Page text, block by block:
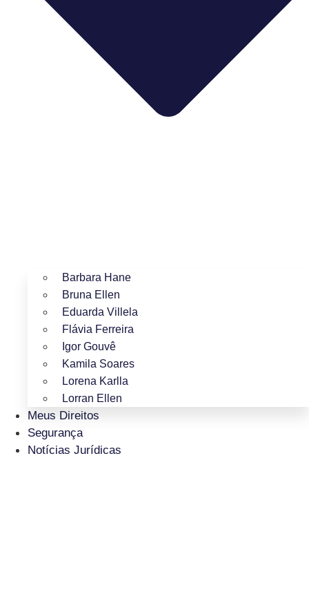
Barbara Hane
Bruna Ellen
Eduarda Villela
Flávia Ferreira
Igor Gouvê
Kamila Soares
Lorena Karlla
Lorran Ellen
Meus Direitos
Segurança
Notícias Jurídicas